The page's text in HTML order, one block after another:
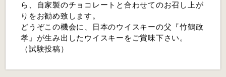
ら、自家製のチョコレートと合わせてのお召し上が
りをお勧め致します。
どうぞこの機会に、日本のウイスキーの父『竹鶴政
孝』が生み出したウイスキーをご賞味下さい。
（試験投稿）